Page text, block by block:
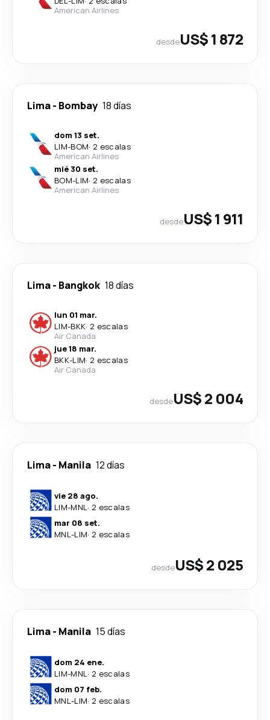
American Airlines
desdeUS$ 1 872
Lima- Bombay 18 días
dom 13 set.
LIM-BOM· 2 escalas
American Airlines
mié 30 set.
BOM-LIM· 2 escalas
American Airlines
desdeUS$ 1 911
Lima- Bangkok 18 días
lun 01 mar.
LIM-BKK· 2 escalas
Air Canada
jue 18 mar.
BKK-LIM· 2 escalas
Air Canada
desdeUS$ 2 004
Lima- Manila 12 días
vie 28 ago.
LIM-MNL· 2 escalas
mar 08 set.
MNL-LIM· 2 escalas
desdeUS$ 2 025
Lima- Manila 15 días
dom 24 ene.
LIM-MNL· 2 escalas
dom 07 feb.
MNL-LIM· 2 escalas